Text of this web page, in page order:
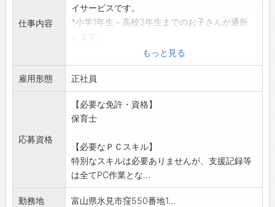
仕事内容
イサービスです。
*小学1年生～高校3年生までのお子さんが通所
*お迎えやお見送り、コミュニケーション援助、
日常生活向上の
支援、支援記録の記入や施設内の清掃といっ
た業務内容を担当
して頂きます。(社用車ATミニバン使用:氷見
市内)
更なし」
※面接希望の方はハローワークから『紹介状』
の交付を受けて
ください。
もっと見る
雇用形態 正社員
応募資格
【必要な免許・資格】
保育士
【必要なＰＣスキル】
特別なスキルは必要ありませんが、支援記録等
は全てPC作業とな...
勤務地 富山県氷見市窪550番地1...